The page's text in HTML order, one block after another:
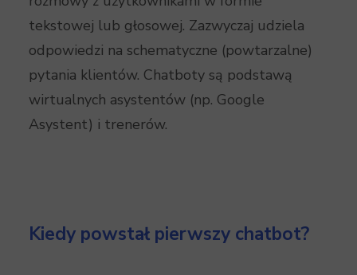
tekstowej lub głosowej. Zazwyczaj udziela
odpowiedzi na schematyczne (powtarzalne)
pytania klientów. Chatboty są podstawą
wirtualnych asystentów (np. Google
Asystent) i trenerów.
Kiedy powstał pierwszy chatbot?